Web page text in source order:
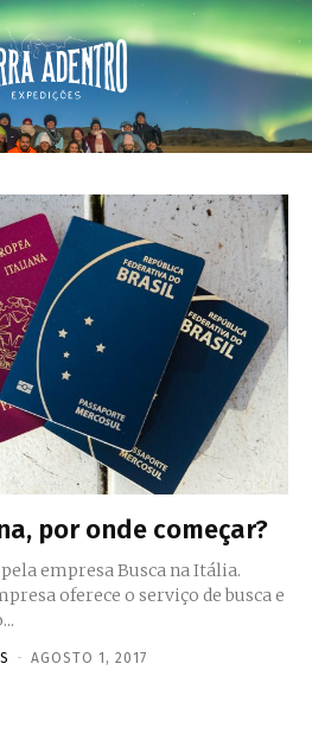
por onde começar?
empresa Busca na Itália.
oferece o serviço de busca e
- AGOSTO 1, 2017